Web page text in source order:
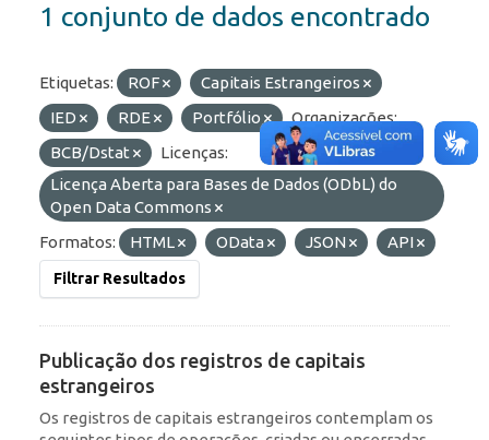
1 conjunto de dados encontrado
Etiquetas: ROF
Capitais Estrangeiros
IED
RDE Portfólio
Organizações:
BCB/Dstat
Licenças:
Licença Aberta para Bases de Dados (ODbL) do
Open Data Commons
Formatos:
HTML OData JSON API
Filtrar Resultados
Publicação dos registros de capitais
estrangeiros
Os registros de capitais estrangeiros contemplam os